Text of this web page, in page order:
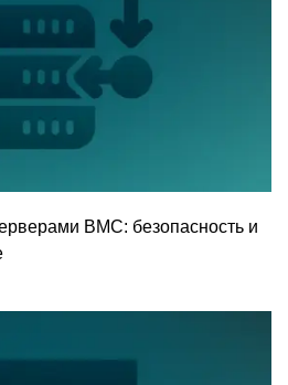
BMC: безопасность и